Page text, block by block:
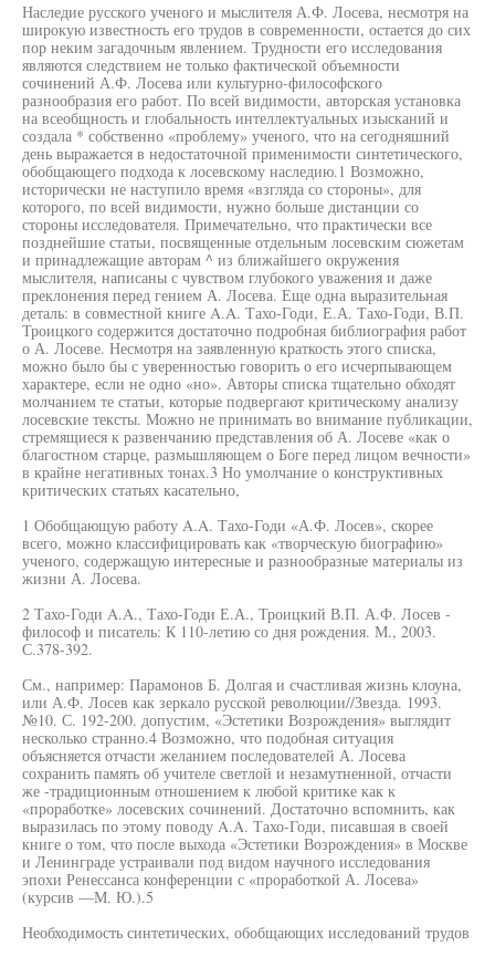
Наследие русского ученого и мыслителя А.Ф. Лосева, несмотря на
широкую известность его трудов в современности, остается до сих
пор неким загадочным явлением. Трудности его исследования
являются следствием не только фактической объемности
сочинений А.Ф. Лосева или культурно-философского
разнообразия его работ. По всей видимости, авторская установка
на всеобщность и глобальность интеллектуальных изысканий и
создала * собственно «проблему» ученого, что на сегодняшний
день выражается в недостаточной применимости синтетического,
обобщающего подхода к лосевскому наследию.1 Возможно,
исторически не наступило время «взгляда со стороны», для
которого, по всей видимости, нужно больше дистанции со
стороны исследователя. Примечательно, что практически все
позднейшие статьи, посвященные отдельным лосевским сюжетам
и принадлежащие авторам ^ из ближайшего окружения
мыслителя, написаны с чувством глубокого уважения и даже
преклонения перед гением А. Лосева. Еще одна выразительная
деталь: в совместной книге A.A. Тахо-Годи, Е.А. Тахо-Годи, В.П.
Троицкого содержится достаточно подробная библиография работ
о А. Лосеве. Несмотря на заявленную краткость этого списка,
можно было бы с уверенностью говорить о его исчерпывающем
характере, если не одно «но». Авторы списка тщательно обходят
молчанием те статьи, которые подвергают критическому анализу
лосевские тексты. Можно не принимать во внимание публикации,
стремящиеся к развенчанию представления об А. Лосеве «как о
благостном старце, размышляющем о Боге перед лицом вечности»
в крайне негативных тонах.3 Но умолчание о конструктивных
критических статьях касательно,
1 Обобщающую работу A.A. Тахо-Годи «А.Ф. Лосев», скорее
всего, можно классифицировать как «творческую биографию»
ученого, содержащую интересные и разнообразные материалы из
жизни А. Лосева.
2 Тахо-Годи A.A., Тахо-Годи Е.А., Троицкий В.П. А.Ф. Лосев -
философ и писатель: К 110-летию со дня рождения. М., 2003.
С.378-392.
См., например: Парамонов Б. Долгая и счастливая жизнь клоуна,
или А.Ф. Лосев как зеркало русской революции//Звезда. 1993.
№10. С. 192-200. допустим, «Эстетики Возрождения» выглядит
несколько странно.4 Возможно, что подобная ситуация
объясняется отчасти желанием последователей А. Лосева
сохранить память об учителе светлой и незамутненной, отчасти
же -традиционным отношением к любой критике как к
«проработке» лосевских сочинений. Достаточно вспомнить, как
выразилась по этому поводу A.A. Тахо-Годи, писавшая в своей
книге о том, что после выхода «Эстетики Возрождения» в Москве
и Ленинграде устраивали под видом научного исследования
эпохи Ренессанса конференции с «проработкой А. Лосева»
(курсив —М. Ю.).5
Необходимость синтетических, обобщающих исследований трудов